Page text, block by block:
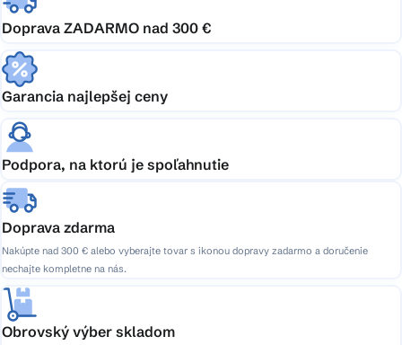
Doprava ZADARMO nad 300 €
Garancia najlepšej ceny
Podpora, na ktorú je spoľahnutie
Doprava zdarma
Nakúpte nad 300 € alebo vyberajte tovar s ikonou dopravy zadarmo a doručenie
nechajte kompletne na nás.
Obrovský výber skladom